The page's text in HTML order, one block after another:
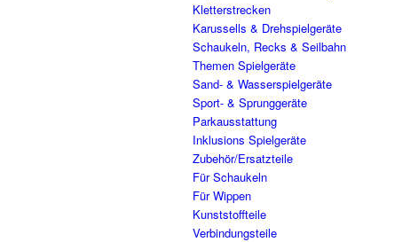
Kletterstrecken
Karussells & Drehspielgeräte
Schaukeln, Recks & Seilbahn
Themen Spielgeräte
Sand- & Wasserspielgeräte
Sport- & Sprunggeräte
Parkausstattung
Inklusions Spielgeräte
Zubehör/Ersatzteile
Für Schaukeln
Für Wippen
Kunststoffteile
Verbindungsteile